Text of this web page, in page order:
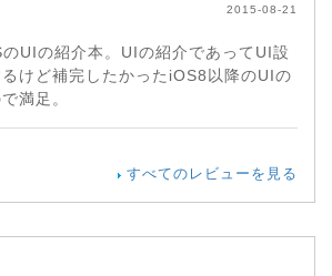
2015-08-21
UIの紹介本。UIの紹介であってUI設
けど補完したかったiOS8以降のUIの
満足。
すべてのレビューを見る